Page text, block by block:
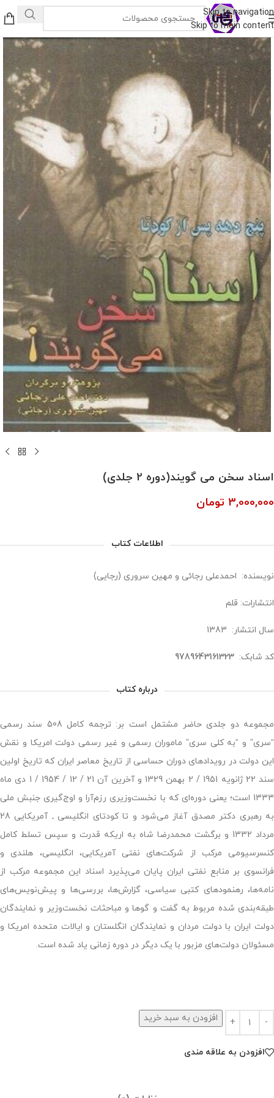
Skip to navigation
Skip to main content
اسناد سخن می گويند(دوره 2 جلدی)
3,000,000 تومان
اطلاعات کتاب
نویسنده: احمدعلی رجائی و مهین سروری (رجایی)
انتشارات: قلم
سال انتشار: 1383
کد شابک: 9789643161323
درباره کتاب
مجموعه دو جلدی حاضر مشتمل است بر: ترجمه کامل 508 سند رسمی
“سری” و “به کلی سری” ماموران رسمی و غیر رسمی دولت امریکا و نقش
این دولت در رویدادهای دوران حساسی از تاریخ معاصر ایران که تاریخ اولین
سند 22 ژانویه 1951 / 2 بهمن 1329 و آخرین آن 21 / 12 / 1954 / 1 دی ماه
1333 است؛ یعنی دوره‌ای که با نخست‌وزیری رزم‌آرا و اوج‌گیری جنبش ملی
به رهبری دکتر مصدق آغاز می‌شود و تا کودتای انگلیسی ـ آمریکایی 28
مرداد 1332 و برگشت محمدرضا شاه به اریکه قدرت و سپس تسلط کامل
کنسرسیومی مرکب از شرکت‌های نفتی آمریکایی، انگلیسی، هلندی و
فرانسوی بر منابع نفتی ایران پایان می‌پذیرد اسناد این مجموعه مرکب از
نامه‌ها، رهنمودهای کتبی سیاسی، گزارش‌ها، بررسی‌ها و پیش‌نویس‌های
طبقه‌بندی شده مربوط به گفت و گوها و مباحثات نخست‌وزیر و نمایندگان
دولت ایران با دولت مردان و نمایندگان انگلستان و ایالات متحده امریکا و
مسئولان دولت‌های مزبور با یک دیگر در دوره زمانی یاد شده است.
افزودن به سبد خرید
افزودن به علاقه مندی